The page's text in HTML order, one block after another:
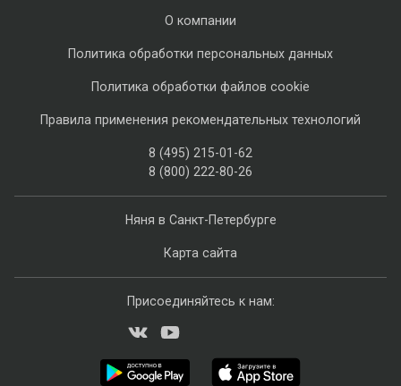
Няня в Санкт-Петербурге
Карта сайта
О компании
Политика обработки персональных данных
Политика обработки файлов cookie
Правила применения рекомендательных технологий
8 (495) 215-01-62
8 (800) 222-80-26
Присоединяйтесь к нам: